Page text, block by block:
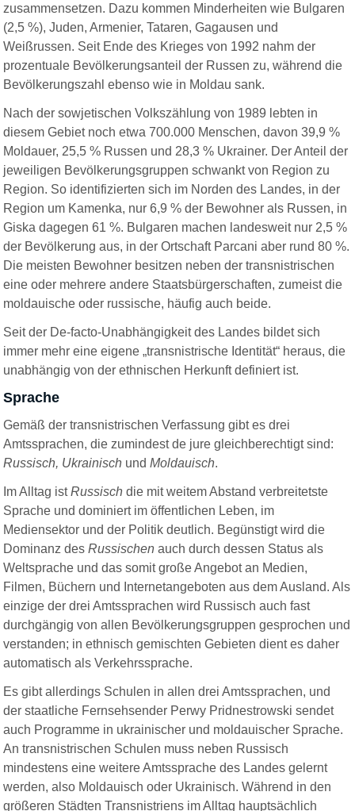
zusammensetzen. Dazu kommen Minderheiten wie Bulgaren
(2,5 %), Juden, Armenier, Tataren, Gagausen und
Weißrussen. Seit Ende des Krieges von 1992 nahm der
prozentuale Bevölkerungsanteil der Russen zu, während die
Bevölkerungszahl ebenso wie in Moldau sank.
Nach der sowjetischen Volkszählung von 1989 lebten in
diesem Gebiet noch etwa 700.000 Menschen, davon 39,9 %
Moldauer, 25,5 % Russen und 28,3 % Ukrainer. Der Anteil der
jeweiligen Bevölkerungsgruppen schwankt von Region zu
Region. So identifizierten sich im Norden des Landes, in der
Region um Kamenka, nur 6,9 % der Bewohner als Russen, in
Giska dagegen 61 %. Bulgaren machen landesweit nur 2,5 %
der Bevölkerung aus, in der Ortschaft Parcani aber rund 80 %.
Die meisten Bewohner besitzen neben der transnistrischen
eine oder mehrere andere Staatsbürgerschaften, zumeist die
moldauische oder russische, häufig auch beide.
Seit der De-facto-Unabhängigkeit des Landes bildet sich
immer mehr eine eigene „transnistrische Identität“ heraus, die
unabhängig von der ethnischen Herkunft definiert ist.
Sprache
Gemäß der transnistrischen Verfassung gibt es drei
Amtssprachen, die zumindest de jure gleichberechtigt sind:
Russisch, Ukrainisch undMoldauisch.
Im Alltag istRussisch die mit weitem Abstand verbreitetste
Sprache und dominiert im öffentlichen Leben, im
Mediensektor und der Politik deutlich. Begünstigt wird die
Dominanz desRussischen auch durch dessen Status als
Weltsprache und das somit große Angebot an Medien,
Filmen, Büchern und Internetangeboten aus dem Ausland. Als
einzige der drei Amtssprachen wird Russisch auch fast
durchgängig von allen Bevölkerungsgruppen gesprochen und
verstanden; in ethnisch gemischten Gebieten dient es daher
automatisch als Verkehrssprache.
Es gibt allerdings Schulen in allen drei Amtssprachen, und
der staatliche Fernsehsender Perwy Pridnestrowski sendet
auch Programme in ukrainischer und moldauischer Sprache.
An transnistrischen Schulen muss neben Russisch
mindestens eine weitere Amtssprache des Landes gelernt
werden, also Moldauisch oder Ukrainisch. Während in den
größeren Städten Transnistriens im Alltag hauptsächlich